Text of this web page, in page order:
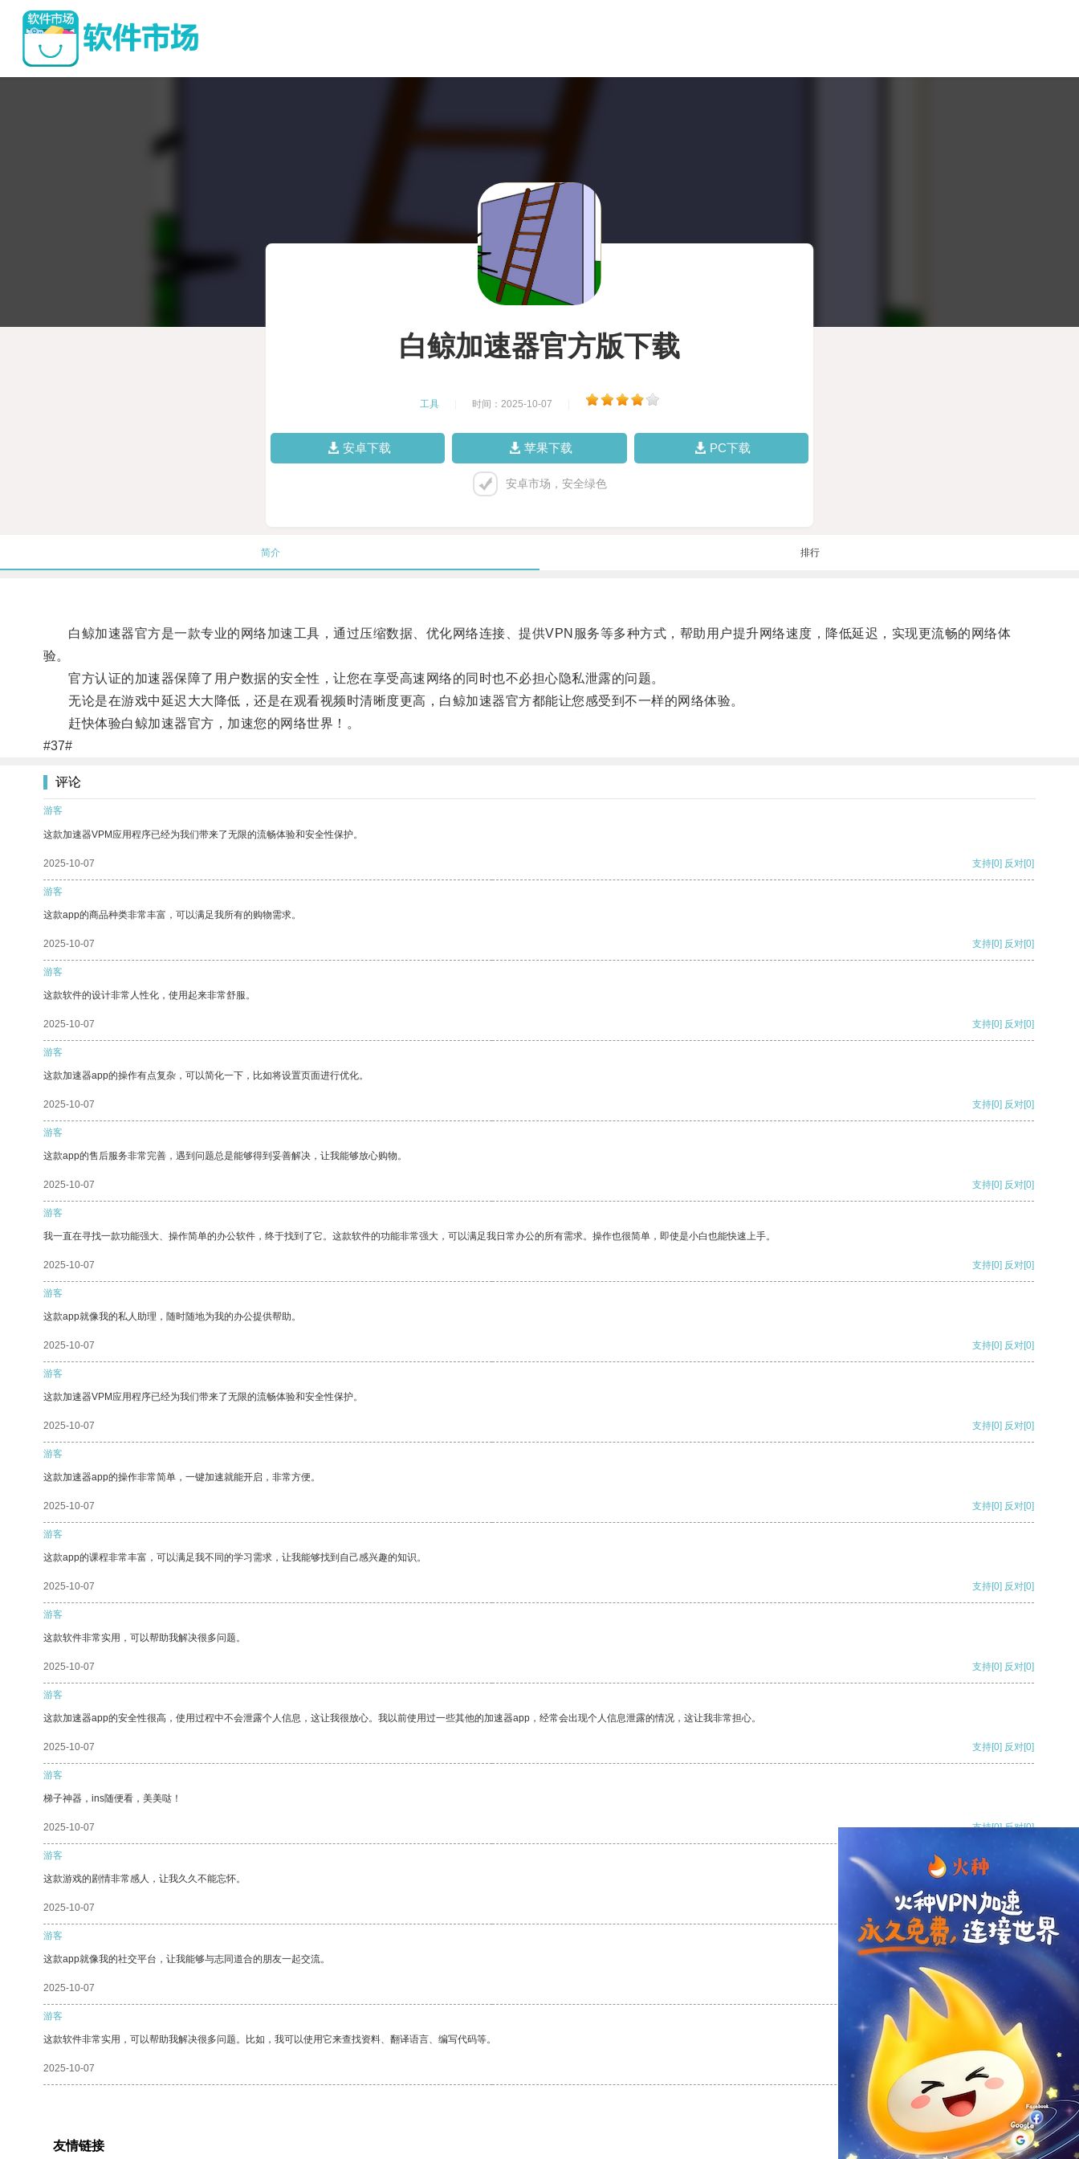
白鲸加速器官方版下载
工具 时间：2025-10-07
安卓下载 苹果下载 PC下载
安卓市场，安全绿色
简介 排行
白鲸加速器官方是一款专业的网络加速工具，通过压缩数据、优化网络连接、提供VPN服务等多种方式，帮助用户提升网络速度，降低延迟，实现更流畅的网络体
验。
官方认证的加速器保障了用户数据的安全性，让您在享受高速网络的同时也不必担心隐私泄露的问题。
无论是在游戏中延迟大大降低，还是在观看视频时清晰度更高，白鲸加速器官方都能让您感受到不一样的网络体验。
赶快体验白鲸加速器官方，加速您的网络世界！。
#37#
评论
游客
这款加速器VPM应用程序已经为我们带来了无限的流畅体验和安全性保护。
2025-10-07 支持[0] 反对[0]
游客
这款app的商品种类非常丰富，可以满足我所有的购物需求。
2025-10-07 支持[0] 反对[0]
游客
这款软件的设计非常人性化，使用起来非常舒服。
2025-10-07 支持[0] 反对[0]
游客
这款加速器app的操作有点复杂，可以简化一下，比如将设置页面进行优化。
2025-10-07 支持[0] 反对[0]
游客
这款app的售后服务非常完善，遇到问题总是能够得到妥善解决，让我能够放心购物。
2025-10-07 支持[0] 反对[0]
游客
我一直在寻找一款功能强大、操作简单的办公软件，终于找到了它。这款软件的功能非常强大，可以满足我日常办公的所有需求。操作也很简单，即使是小白也能快速上手。
2025-10-07 支持[0] 反对[0]
游客
这款app就像我的私人助理，随时随地为我的办公提供帮助。
2025-10-07 支持[0] 反对[0]
游客
这款加速器VPM应用程序已经为我们带来了无限的流畅体验和安全性保护。
2025-10-07 支持[0] 反对[0]
游客
这款加速器app的操作非常简单，一键加速就能开启，非常方便。
2025-10-07 支持[0] 反对[0]
游客
这款app的课程非常丰富，可以满足我不同的学习需求，让我能够找到自己感兴趣的知识。
2025-10-07 支持[0] 反对[0]
游客
这款软件非常实用，可以帮助我解决很多问题。
2025-10-07 支持[0] 反对[0]
游客
这款加速器app的安全性很高，使用过程中不会泄露个人信息，这让我很放心。我以前使用过一些其他的加速器app，经常会出现个人信息泄露的情况，这让我非常担心。
2025-10-07 支持[0] 反对[0]
游客
梯子神器，ins随便看，美美哒！
2025-10-07 支持[0] 反对[0]
游客
这款游戏的剧情非常感人，让我久久不能忘怀。
2025-10-07 支持[0] 反对
游客
这款app就像我的社交平台，让我能够与志同道合的朋友一起交流。
2025-10-07 支持
游客
这款软件非常实用，可以帮助我解决很多问题。比如，我可以使用它来查找资料、翻译语言、编写代码等。
2025-10-07 支持 反对 [0]
友情链接